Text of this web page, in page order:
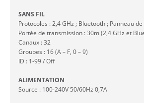
SANS FIL
Protocoles : 2,4 GHz ; Bluetooth ; Panneau
Portée de transmission : 30m (2,4 GHz et
Canaux : 32
Groupes : 16 (A – F, 0 – 9)
ID : 1-99 / Off
ALIMENTATION
Source : 100-240V 50/60Hz 0,7A